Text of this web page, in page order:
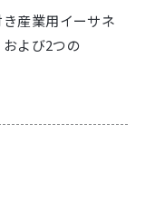
産業用イーサネ
よび2つの